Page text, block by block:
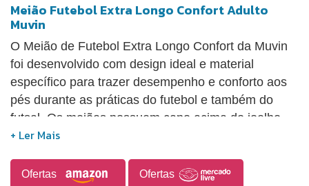
Meião Futebol Extra Longo Confort Adulto
Muvin
O Meião de Futebol Extra Longo Confort da Muvin
foi desenvolvido com design ideal e material
específico para trazer desempenho e conforto aos
pés durante as práticas do futebol e também do
futsal. Os meiões possuem cano acima do joelho
com punho superior elástico, que possibilita que
esportivas. Isso confere também um maior conforto
Ofertas Ofertas